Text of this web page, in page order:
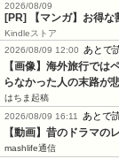
2026/08/09
[PR] 【マンガ】お得
Kindleストア
2026/08/09 12:00 あとで
【画像】海外旅行で
らなかった人の末路が
はちま起稿
2026/08/09 16:11 あとで
【動画】昔のドラマ
mashlife通信